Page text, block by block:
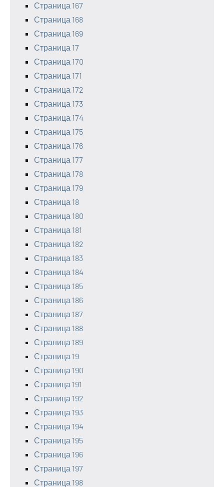
Страница 167
Страница 168
Страница 169
Страница 17
Страница 170
Страница 171
Страница 172
Страница 173
Страница 174
Страница 175
Страница 176
Страница 177
Страница 178
Страница 179
Страница 18
Страница 180
Страница 181
Страница 182
Страница 183
Страница 184
Страница 185
Страница 186
Страница 187
Страница 188
Страница 189
Страница 19
Страница 190
Страница 191
Страница 192
Страница 193
Страница 194
Страница 195
Страница 196
Страница 197
Страница 198